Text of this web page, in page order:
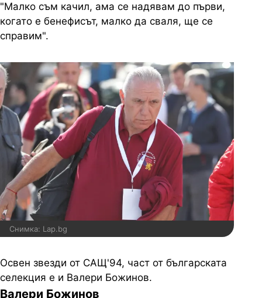
"Малко съм качил, ама се надявам до първи,
когато е бенефисът, малко да сваля, ще се
справим".
Снимка: Lap.bg
Освен звезди от САЩ'94, част от българската
селекция е и Валери Божинов.
Валери Божинов